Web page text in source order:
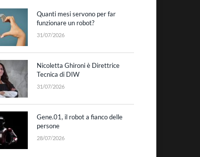
Quanti mesi servono per far
funzionare un robot?
31/07/2026
Nicoletta Ghironi è Direttrice
Tecnica di DIW
31/07/2026
Gene.01, il robot a fianco delle
persone
28/07/2026